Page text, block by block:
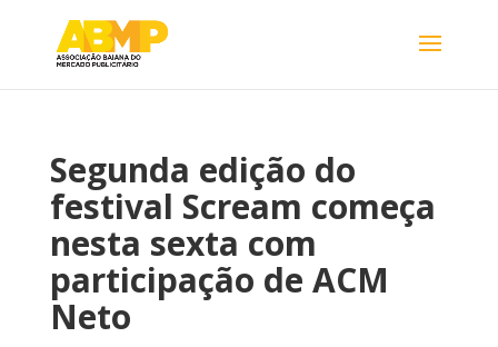
Segunda edição do
festival Scream começa
nesta sexta com
participação de ACM
Neto